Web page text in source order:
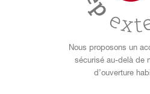
Nous proposons un
sécurisé au-delà de
d’ouverture